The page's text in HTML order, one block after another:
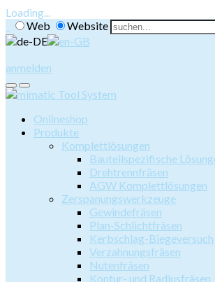
Loading...
Web
Website
anmelden
Onlineshop
Produkte
Komplettlösungen
Bauteilspezifische
Drehtrennfräsen
AGW Komplettlösungen
Zerspanungswerkzeuge
Gewindefräsen
Plan-Schlichtfräsen
Kerbschlag-Biegeversuch
Verzahnungsfräsen
Nutenfräsen
Kontur- und Radiusfräsen